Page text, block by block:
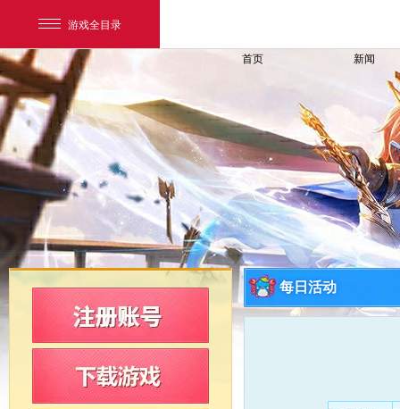
游戏全目录
网易游戏
游戏爱好者
我的足迹： 新飞飞
首页 新闻
每日活动